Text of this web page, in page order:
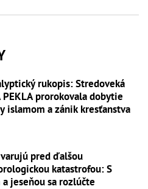
rukopis: Stredoveká
PEKLA prorokovala dobytie
islamom a zánik kresťanstva
pred ďalšou
katastrofou: S
jeseňou sa rozlúčte